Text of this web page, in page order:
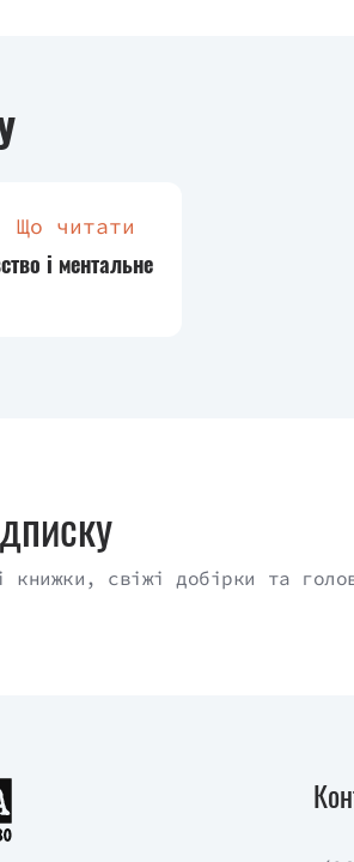
літньої жінки, яка
разом із зайвими кілограмами
віз родинних негараздів і
Що читати
і ментальне
книжки, свіжі добірки та